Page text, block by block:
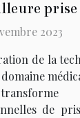
prise
2023
de la
de